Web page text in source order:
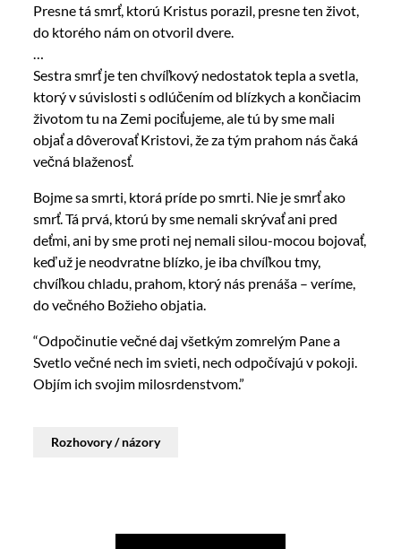
Presne tá smrť, ktorú Kristus porazil, presne ten život,
do ktorého nám on otvoril dvere.
Sestra smrť je ten chvíľkový nedostatok tepla a svetla,
ktorý v súvislosti s odlúčením od blízkych a končiacim
životom tu na Zemi pociťujeme, ale tú by sme mali
objať a dôverovať Kristovi, že za tým prahom nás čaká
večná blaženosť.
Bojme sa smrti, ktorá príde po smrti. Nie je smrť ako
smrť. Tá prvá, ktorú by sme nemali skrývať ani pred
deťmi, ani by sme proti nej nemali silou-mocou bojovať,
keď už je neodvratne blízko, je iba chvíľkou tmy,
chvíľkou chladu, prahom, ktorý nás prenáša – veríme,
do večného Božieho objatia.
“Odpočinutie večné daj všetkým zomrelým Pane a
Svetlo večné nech im svieti, nech odpočívajú v pokoji.
Objím ich svojim milosrdenstvom.”
Rozhovory / názory